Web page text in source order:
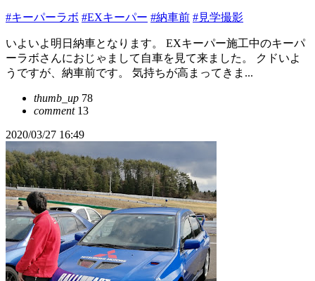
#キーパーラボ #EXキーパー #納車前 #見学撮影
いよいよ明日納車となります。 EXキーパー施工中のキーパ
ーラボさんにおじゃまして自車を見て来ました。 クドいよ
うですが、納車前です。 気持ちが高まってきま...
thumb_up 78
comment13
2020/03/27 16:49